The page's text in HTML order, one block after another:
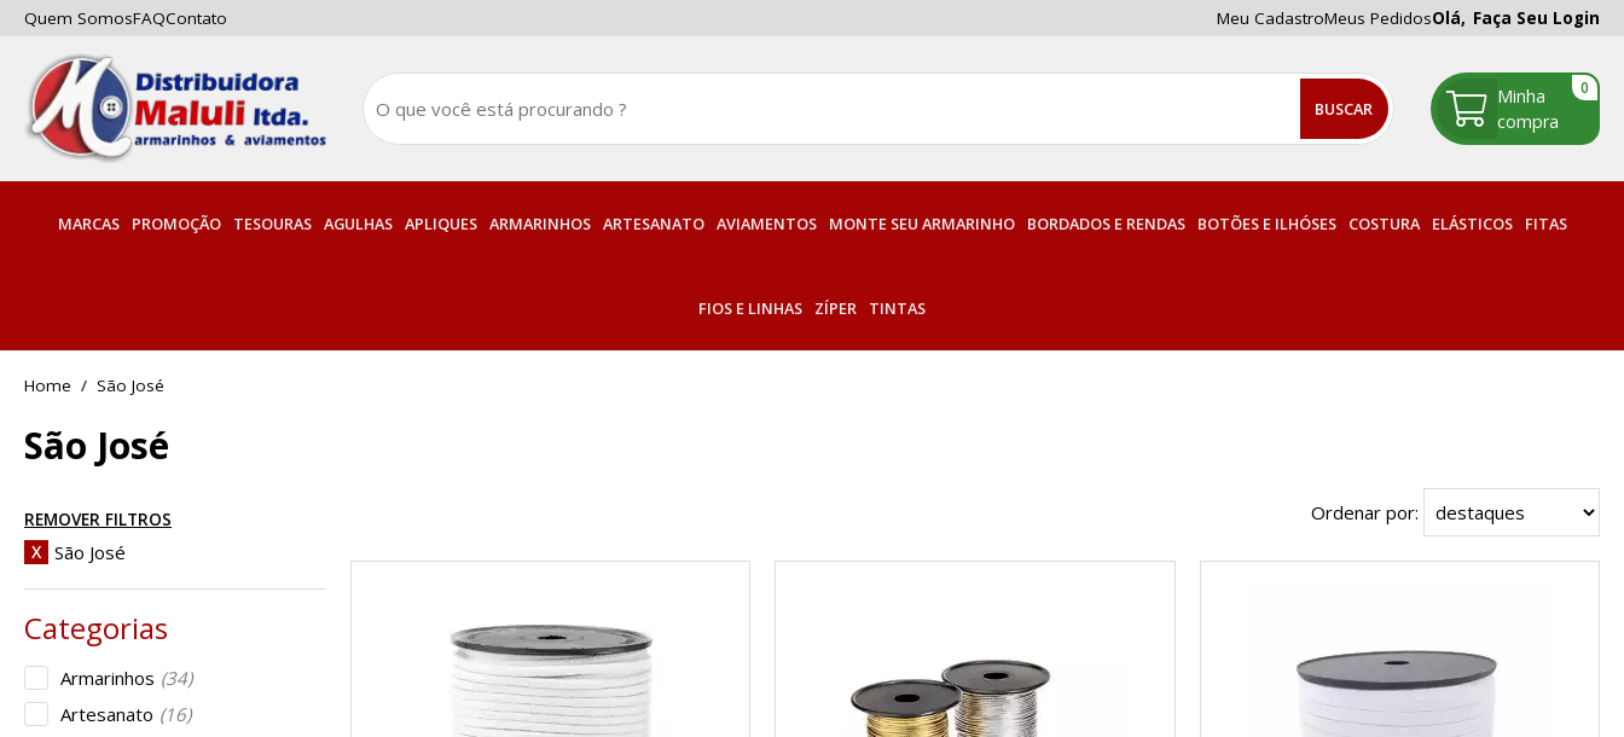
Quem SomosFAQContato Meu CadastroMeus PedidosOlá, Faça Seu Login
MARCAS PROMOÇÃO TESOURAS AGULHAS APLIQUES ARMARINHOS ARTESANATO AVIAMENTOS MONTE SEU ARMARINHO BORDADOS E RENDAS BOTÕES E ILHÓSES COSTURA ELÁSTICOS FITAS
FIOS E LINHAS ZÍPER TINTAS
0
São José
São José
REMOVER FILTROS
São José
X
Armarinhos (34)
Artesanato (16)
Ordenar por: